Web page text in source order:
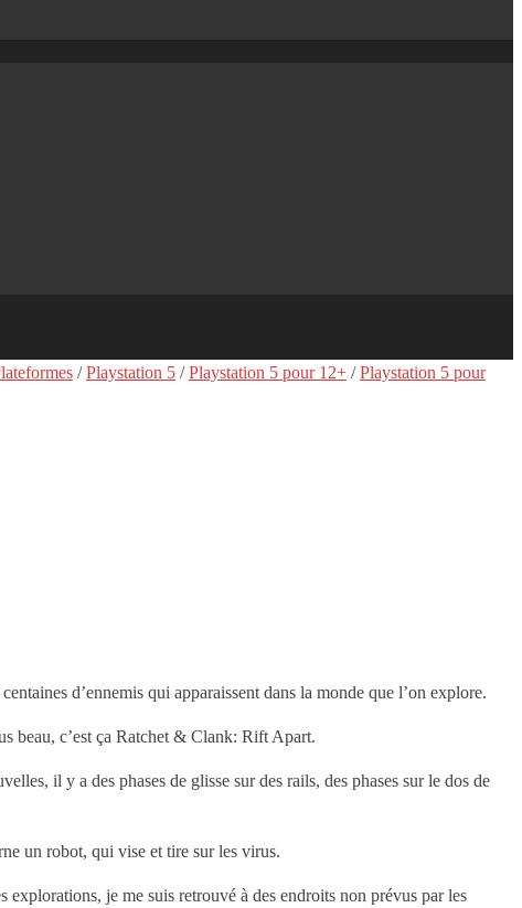
/Playstation 5 /Playstation 5 pour 12+ /Playstation 5 pour
d’ennemis qui apparaissent dans la monde que l’on explore.
beau, c’est ça Ratchet & Clank: Rift Apart.
il y a des phases de glisse sur des rails, des phases sur le dos de
un robot, qui vise et tire sur les virus.
explorations, je me suis retrouvé à des endroits non prévus par les